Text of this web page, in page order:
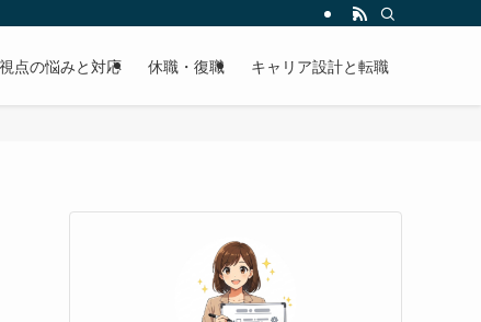
点の悩みと対応 休職・復職 キャリア設計と転職